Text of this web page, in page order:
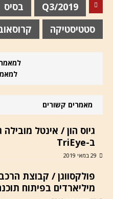
Q3/2019 בסיס
סטטיסטיקה
מאמרים קשורים
ב-TriEye
29 במאי 2019
פולקסווגן / קבוצת
מיליארדים בפיתוח